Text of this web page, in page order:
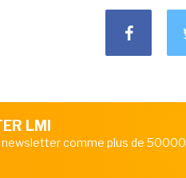
LMI
newsletter comme plus de 50000